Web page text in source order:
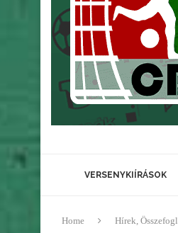
VERSENYKIÍRÁSOK
Home Hírek,